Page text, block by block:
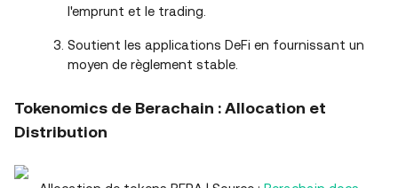
l'emprunt et le trading.
Soutient les applications DeFi en fournissant un
moyen de règlement stable.
Tokenomics de Berachain : Allocation et
Distribution